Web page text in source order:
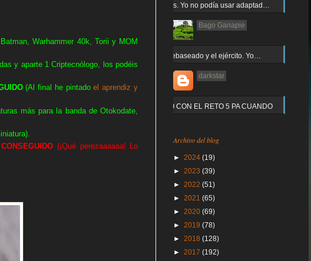
Warhammer 40k, Torii y MOM
y aparte 1 Criptecnólogo, los podéis
(Al final he pintadoel aprendiz y
más para la banda de Otokodate,
CONSEGUIDO (¡Qué perezaaaaaa! Lo
Jajaja gracias. Yo no podía usar adaptad…
Bago Ganapie
Increíble el rebaseado y el ejército. Yo…
darkstar
Y QUE PASO CON EL RETO 5 PA CUANDO
Archivo del blog
► 2024 (19)
► 2023 (39)
► 2022 (51)
► 2021 (65)
► 2020 (69)
► 2019 (78)
► 2018 (128)
► 2017 (192)